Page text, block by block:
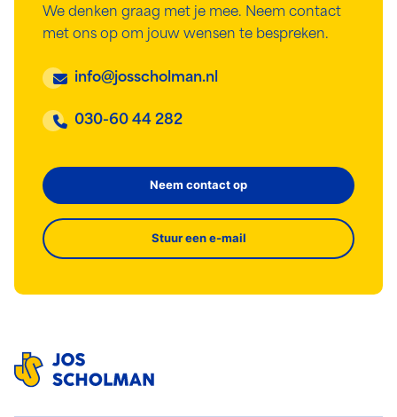
We denken graag met je mee. Neem contact
met ons op om jouw wensen te bespreken.
info@josscholman.nl
030-60 44 282
Neem contact op
Stuur een e-mail